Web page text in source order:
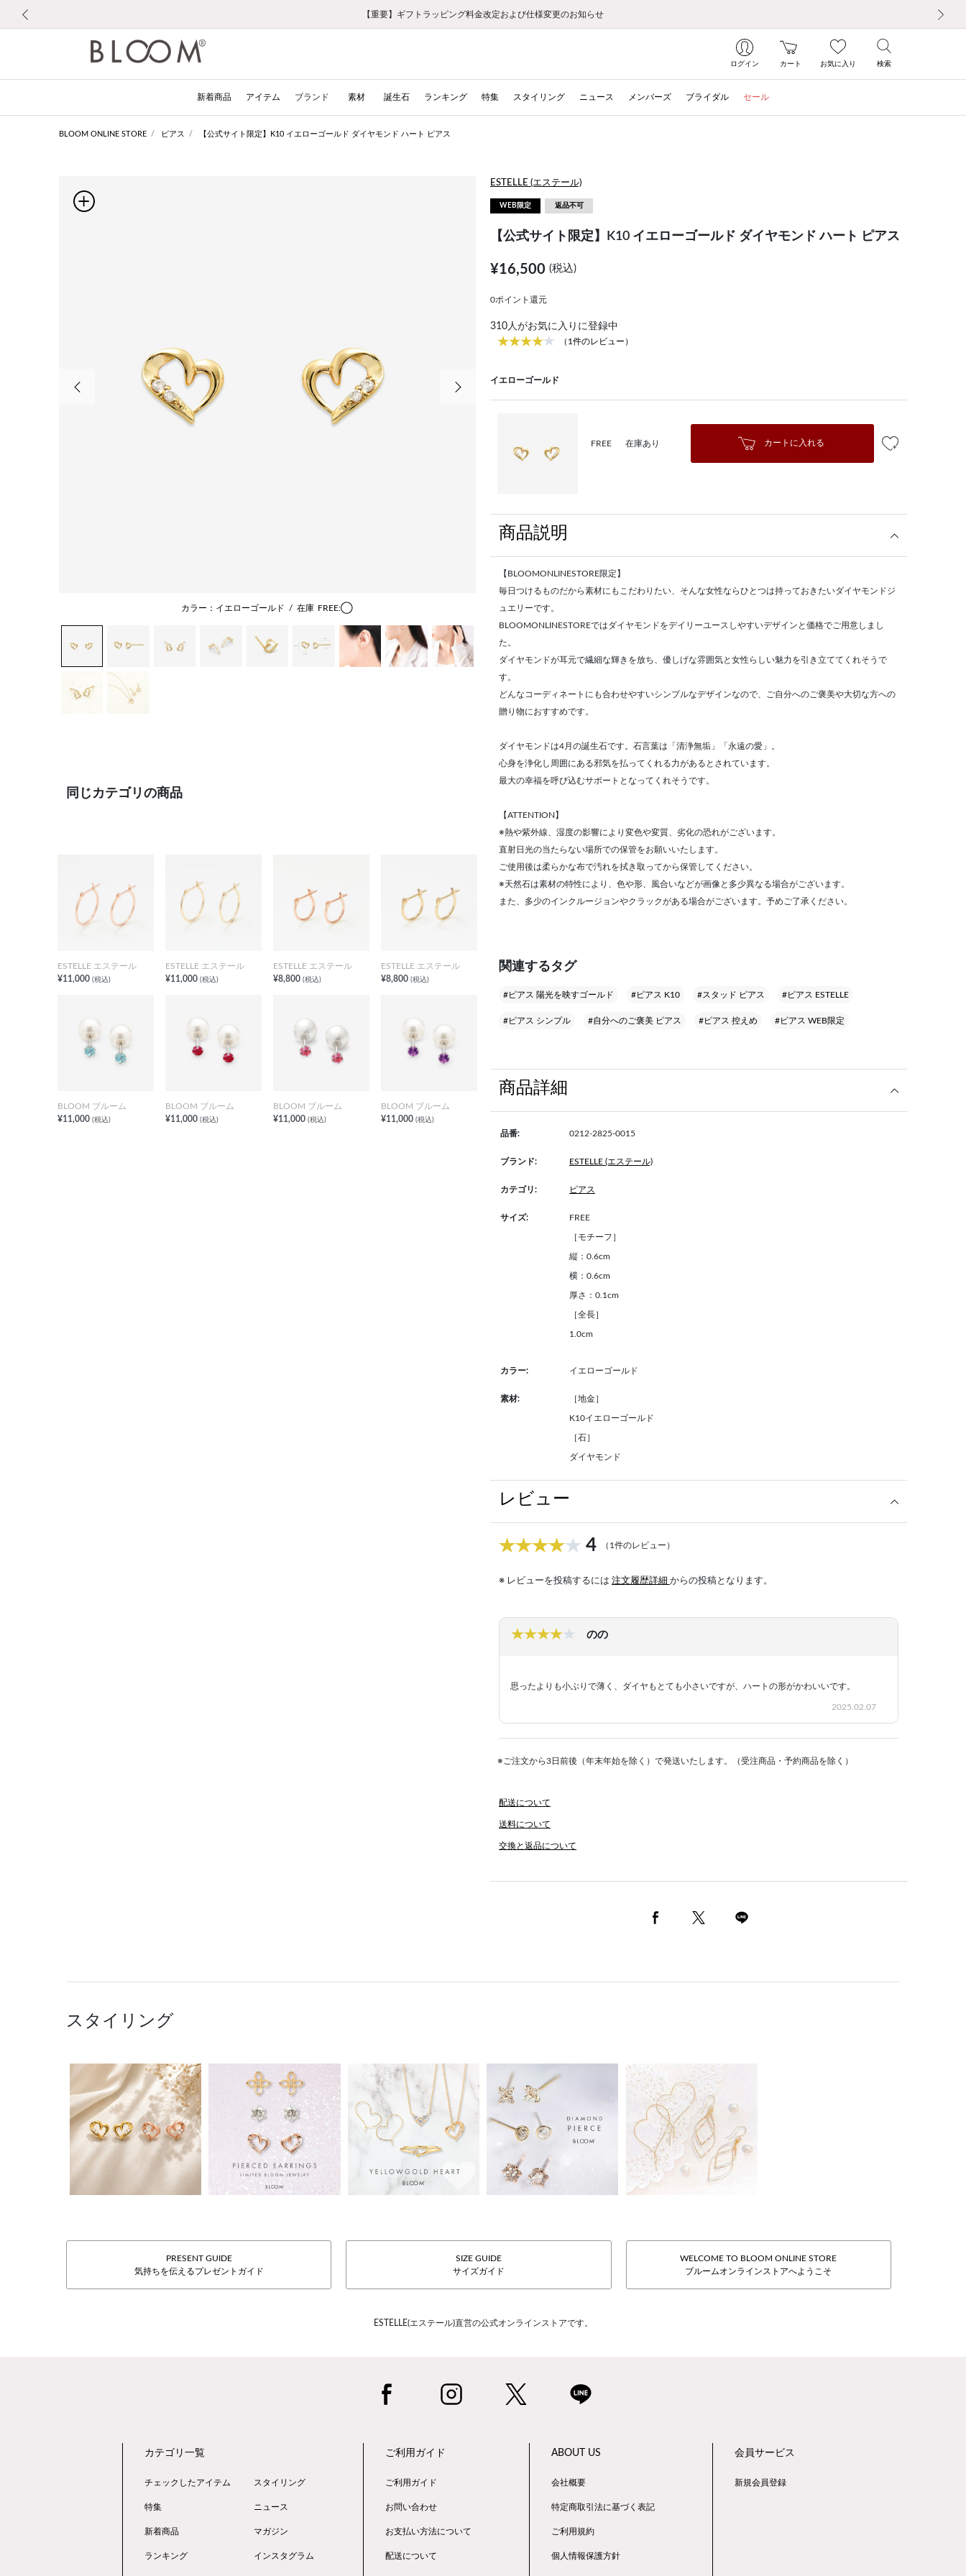
お修理・アフターサービスのご案内
【重要】令和８年熊本地震に伴う集配への影響について
【重要】ギフトラッピング料金改定および仕様変更のお知らせ
【重要】夏季休業の営業についてのご案内
税込5,500円以上で送料無料｜最短24時間以内に発送
新規会員登録で1000ポイントプレゼント！
LINE友だち登録で500円クーポンプレゼント
会員限定！レビュー投稿で100ポイントプレゼント
お修理・アフターサービスのご案内
【重要】令和８年熊本地震に伴う集配への影響について
ログイン カート お気に入り 検索
新着商品 アイテム ブランド 素材 誕生石 ランキング 特集 スタイリング ニュース メンバーズ ブライダル セール
BLOOM ONLINE STORE ピアス 【公式サイト限定】K10 イエローゴールド ダイヤモンド ハート ピアス
カラー：イエローゴールド / 在庫 FREE:◯
同じカテゴリの商品
ESTELLE エステール
¥11,000 (税込)
ESTELLE エステール
¥11,000 (税込)
ESTELLE エステール
¥8,800 (税込)
ESTELLE エステール
¥8,800 (税込)
BLOOM ブルーム
¥11,000 (税込)
BLOOM ブルーム
¥11,000 (税込)
BLOOM ブルーム
¥11,000 (税込)
BLOOM ブルーム
¥11,000 (税込)
ESTELLE (エステール)
WEB限定 返品不可
【公式サイト限定】K10 イエローゴールド ダイヤモンド ハート ピアス
¥16,500 (税込)
0ポイント還元
310人がお気に入りに登録中
（1件のレビュー）
イエローゴールド
FREE 在庫あり カートに入れる
商品説明
【BLOOMONLINESTORE限定】
毎日つけるものだから素材にもこだわりたい、そんな女性ならひとつは持っておきたいダイヤモンドジ
ュエリーです。
BLOOMONLINESTOREではダイヤモンドをデイリーユースしやすいデザインと価格でご用意しまし
た。
ダイヤモンドが耳元で繊細な輝きを放ち、優しげな雰囲気と女性らしい魅力を引き立ててくれそうで
す。
どんなコーディネートにも合わせやすいシンプルなデザインなので、ご自分へのご褒美や大切な方への
贈り物におすすめです。
ダイヤモンドは4月の誕生石です。石言葉は「清浄無垢」「永遠の愛」。
心身を浄化し周囲にある邪気を払ってくれる力があるとされています。
最大の幸福を呼び込むサポートとなってくれそうです。
【ATTENTION】
※熱や紫外線、湿度の影響により変色や変質、劣化の恐れがございます。
直射日光の当たらない場所での保管をお願いいたします。
ご使用後は柔らかな布で汚れを拭き取ってから保管してください。
※天然石は素材の特性により、色や形、風合いなどが画像と多少異なる場合がございます。
また、多少のインクルージョンやクラックがある場合がございます。予めご了承ください。
関連するタグ
#ピアス 陽光を映すゴールド #ピアス K10 #スタッド ピアス #ピアス ESTELLE
#ピアス シンプル #自分へのご褒美 ピアス #ピアス 控えめ #ピアス WEB限定
商品詳細
品番: 0212-2825-0015
ブランド: ESTELLE (エステール)
カテゴリ: ピアス
サイズ: FREE
［モチーフ］
縦：0.6cm
横：0.6cm
厚さ：0.1cm
［全長］
1.0cm
カラー: イエローゴールド
素材: ［地金］
K10イエローゴールド
［石］
ダイヤモンド
レビュー
4 （1件のレビュー）
※ レビューを投稿するには 注文履歴詳細 からの投稿となります。
のの
思ったよりも小ぶりで薄く、ダイヤもとても小さいですが、ハートの形がかわいいです。
2025.02.07
※ご注文から3日前後（年末年始を除く）で発送いたします。（受注商品・予約商品を除く）
配送について
送料について
交換と返品について
スタイリング
PRESENT GUIDE
気持ちを伝えるプレゼントガイド
SIZE GUIDE
サイズガイド
WELCOME TO BLOOM ONLINE STORE
ブルームオンラインストアへようこそ
ESTELLE(エステール)直営の公式オンラインストアです。
カテゴリ一覧
チェックしたアイテム
特集
新着商品
ランキング
スタイリング
ニュース
マガジン
インスタグラム
ご利用ガイド
ご利用ガイド
お問い合わせ
お支払い方法について
配送について
ABOUT US
会社概要
特定商取引法に基づく表記
ご利用規約
個人情報保護方針
会員サービス
新規会員登録